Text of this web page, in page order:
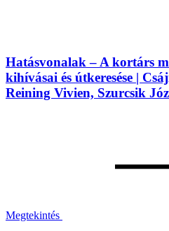
Hatásvonalak – A kortárs
kihívásai és útkeresése |
Reining Vivien, Szurcsik
Megtekintés